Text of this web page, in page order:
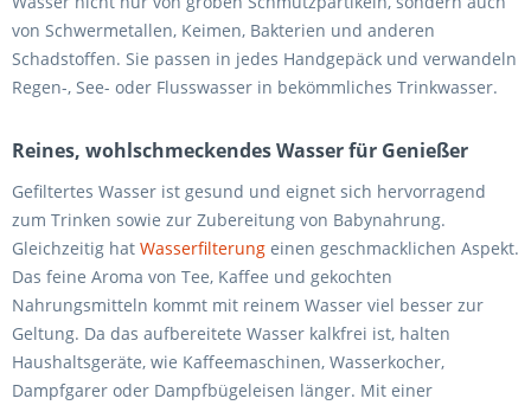
von Schwermetallen, Keimen, Bakterien und anderen
Schadstoffen. Sie passen in jedes Handgepäck und verwandeln
Regen-, See- oder Flusswasser in bekömmliches Trinkwasser.
Reines, wohlschmeckendes Wasser für Genießer
Gefiltertes Wasser ist gesund und eignet sich hervorragend
zum Trinken sowie zur Zubereitung von Babynahrung.
Gleichzeitig hat Wasserfilterung einen geschmacklichen Aspekt.
Das feine Aroma von Tee, Kaffee und gekochten
Nahrungsmitteln kommt mit reinem Wasser viel besser zur
Geltung. Da das aufbereitete Wasser kalkfrei ist, halten
Haushaltsgeräte, wie Kaffeemaschinen, Wasserkocher,
Dampfgarer oder Dampfbügeleisen länger. Mit einer